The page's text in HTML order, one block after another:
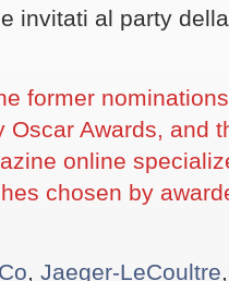
invitati al party
former
Oscar Awards, and
online
chosen by
, Jaeger-LeCoultre